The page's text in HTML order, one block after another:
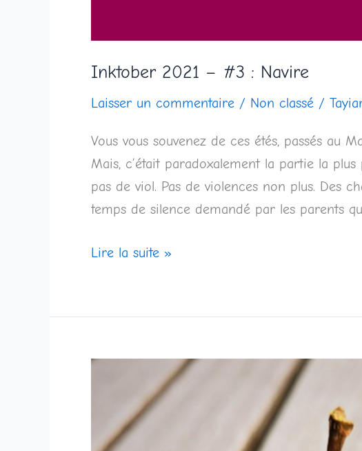
Inktober 2021 – #3 : Navire
Laisser un commentaire / Non classé /
Vous vous souvenez de ces étés, passés au
Mais, c’était paradoxalement la partie la
pas de viol. Pas de violences non plus. Des
temps de silence demandé par les parents
Lire la suite »